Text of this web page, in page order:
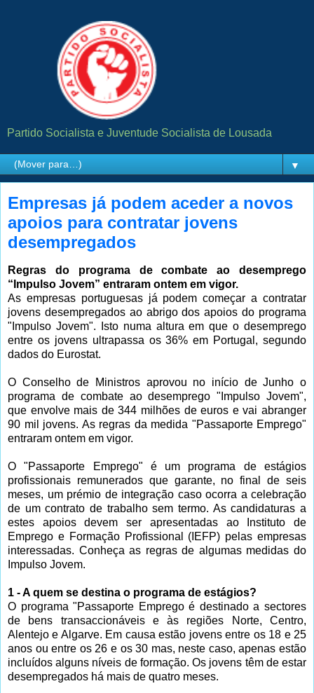
Partido Socialista e Juventude Socialista de Lousada
▼
Empresas já podem aceder a novos
apoios para contratar jovens
desempregados
Regras do programa de combate ao desemprego
“Impulso Jovem” entraram ontem em vigor.
As empresas portuguesas já podem começar a contratar
jovens desempregados ao abrigo dos apoios do programa
"Impulso Jovem". Isto numa altura em que o desemprego
entre os jovens ultrapassa os 36% em Portugal, segundo
dados do Eurostat.
O Conselho de Ministros aprovou no início de Junho o
programa de combate ao desemprego "Impulso Jovem",
que envolve mais de 344 milhões de euros e vai abranger
90 mil jovens. As regras da medida "Passaporte Emprego"
entraram ontem em vigor.
O "Passaporte Emprego" é um programa de estágios
profissionais remunerados que garante, no final de seis
meses, um prémio de integração caso ocorra a celebração
de um contrato de trabalho sem termo. As candidaturas a
estes apoios devem ser apresentadas ao Instituto de
Emprego e Formação Profissional (IEFP) pelas empresas
interessadas. Conheça as regras de algumas medidas do
Impulso Jovem.
1 - A quem se destina o programa de estágios?
O programa "Passaporte Emprego é destinado a sectores
de bens transaccionáveis e às regiões Norte, Centro,
Alentejo e Algarve. Em causa estão jovens entre os 18 e 25
anos ou entre os 26 e os 30 mas, neste caso, apenas estão
incluídos alguns níveis de formação. Os jovens têm de estar
desempregados há mais de quatro meses.